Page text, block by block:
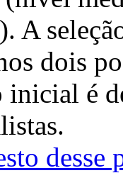
A
dois
inicial é
desse